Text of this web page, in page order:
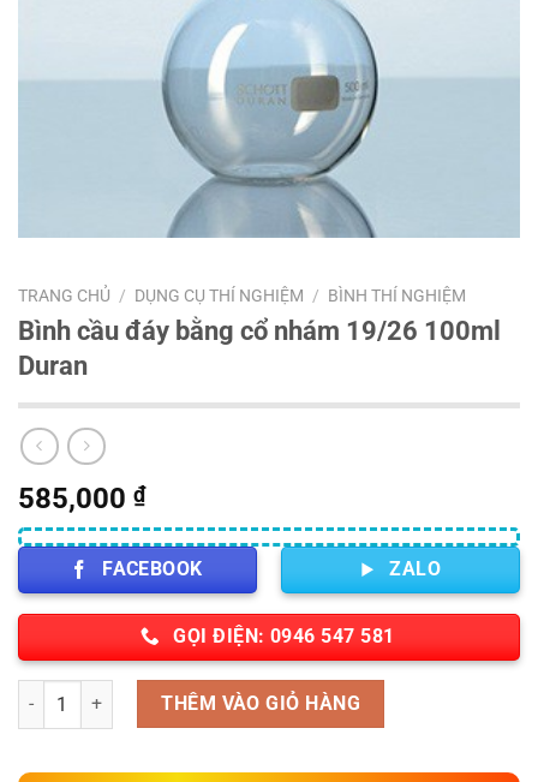
TRANG CHỦ / DỤNG CỤ THÍ NGHIỆM / BÌNH THÍ NGHIỆM
Bình cầu đáy bằng cổ nhám 19/26 100ml
Duran
585,000 ₫
FACEBOOK ZALO
GỌI ĐIỆN: 0946 547 581
Số lượng THÊM VÀO GIỎ HÀNG